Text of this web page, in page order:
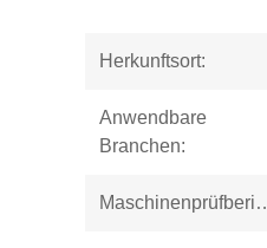
Herkunftsort:
Anwendbare
Branchen: